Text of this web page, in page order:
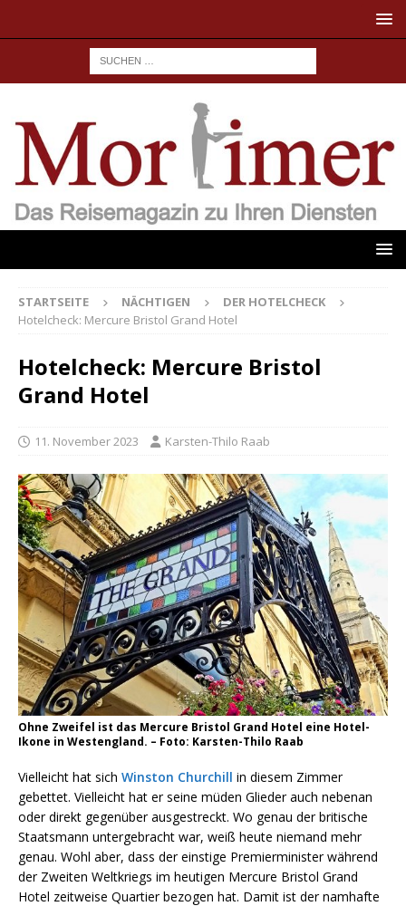
STARTSEITE NÄCHTIGEN
DER HOTELCHECK
Hotelcheck: Mercure Bristol Grand Hotel
Hotelcheck: Mercure Bristol
Grand Hotel
11. November 2023 Karsten-Thilo Raab
Ohne Zweifel ist das Mercure Bristol Grand Hotel eine Hotel-
Ikone in Westengland. – Foto: Karsten-Thilo Raab
Vielleicht hat sich Winston Churchill in diesem Zimmer
gebettet. Vielleicht hat er seine müden Glieder auch nebenan
oder direkt gegenüber ausgestreckt. Wo genau der britische
Staatsmann untergebracht war, weiß heute niemand mehr
genau. Wohl aber, dass der einstige Premierminister während
der Zweiten Weltkriegs im heutigen Mercure Bristol Grand
Hotel zeitweise Quartier bezogen hat. Damit ist der namhafte